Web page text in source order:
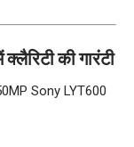
की गारंटी
Sony LYT600